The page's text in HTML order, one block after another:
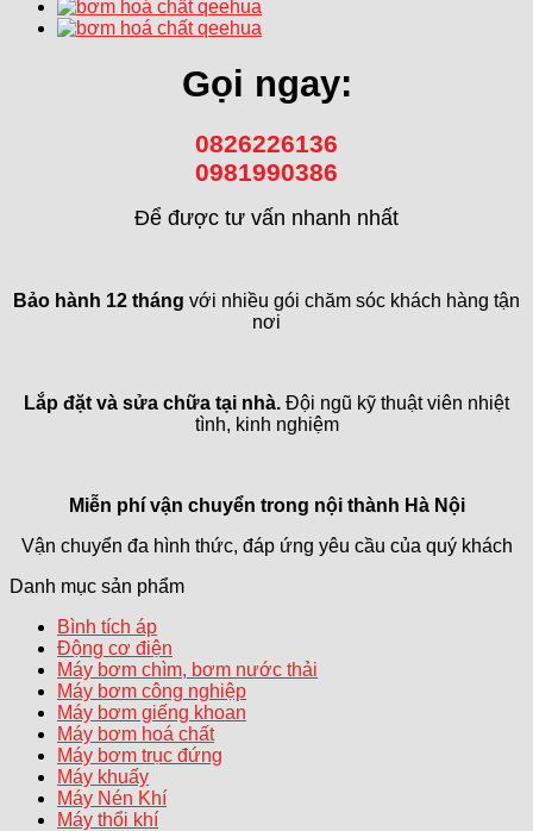
Gọi ngay:
0826226136
0981990386
Để được tư vấn nhanh nhất
Bảo hành 12 tháng với nhiều gói chăm sóc khách hàng tận
nơi
Lắp đặt và sửa chữa tại nhà. Đội ngũ kỹ thuật viên nhiệt
tình, kinh nghiệm
Miễn phí vận chuyển trong nội thành Hà Nội
Vận chuyển đa hình thức, đáp ứng yêu cầu của quý khách
Danh mục sản phẩm
Bình tích áp
Động cơ điện
Máy bơm chìm, bơm nước thải
Máy bơm công nghiệp
Máy bơm giếng khoan
Máy bơm hoá chất
Máy bơm trục đứng
Máy khuấy
Máy Nén Khí
Máy thổi khí